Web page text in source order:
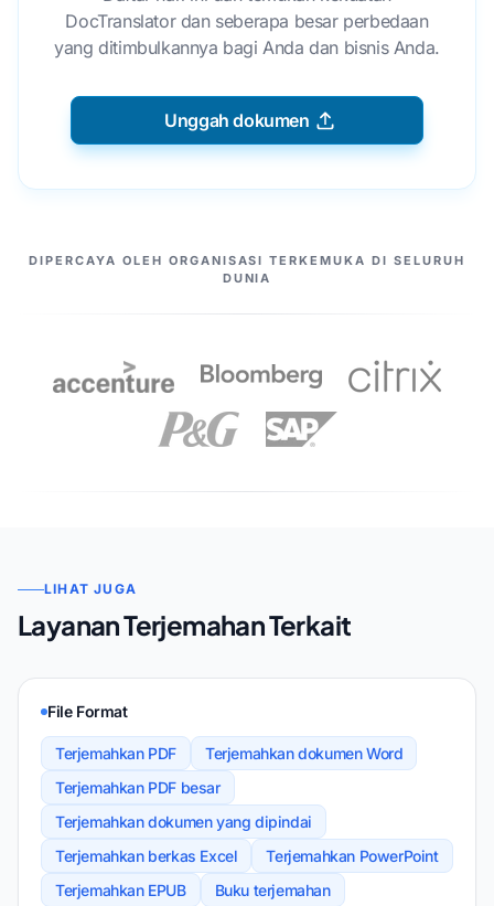
DocTranslator dan seberapa besar perbedaan
yang ditimbulkannya bagi Anda dan bisnis Anda.
Unggah dokumen
MITRA KAMI
DIPERCAYA OLEH ORGANISASI TERKEMUKA DI SELURUH
DUNIA
LIHAT JUGA
Layanan Terjemahan Terkait
File Format
Terjemahkan PDF
Terjemahkan dokumen Word
Terjemahkan PDF besar
Terjemahkan dokumen yang dipindai
Terjemahkan berkas Excel
Terjemahkan PowerPoint
Terjemahkan EPUB
Buku terjemahan